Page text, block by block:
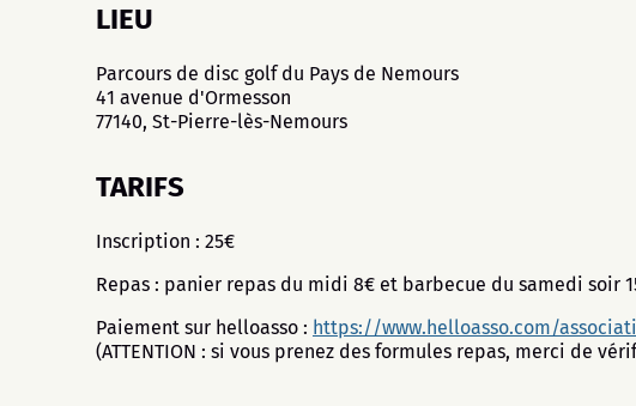
LIEU
Parcours de disc golf du Pays de Nemours
41 avenue d'Ormesson
77140, St-Pierre-lès-Nemours
TARIFS
Inscription : 25€
Repas : panier repas du midi 8€ et barbecue du samedi soir
Paiement sur helloasso : https://www.helloasso.com/
(ATTENTION : si vous prenez des formules repas, merci de